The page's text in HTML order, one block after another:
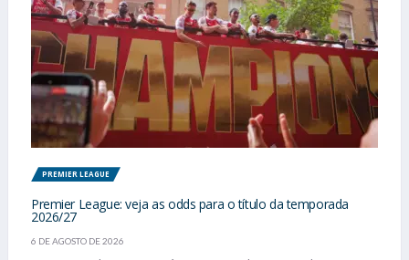
PREMIER LEAGUE
Premier League: veja as odds para o título da temporada
2026/27
6 DE AGOSTO DE 2026